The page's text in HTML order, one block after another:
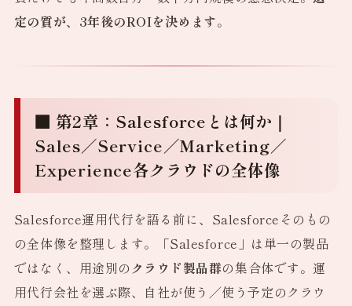
定の質が、3年後のROIを決めます。
■ 第2章：Salesforceとは何か｜
Sales／Service／Marketing／
Experience各クラウドの全体像
Salesforce運用代行を語る前に、Salesforceそのもの
の全体像を整理します。「Salesforce」は単一の製品
ではなく、用途別の クラウド製品群の集合体です。運
用代行会社を選ぶ際、自社が使う／使う予定のクラウ